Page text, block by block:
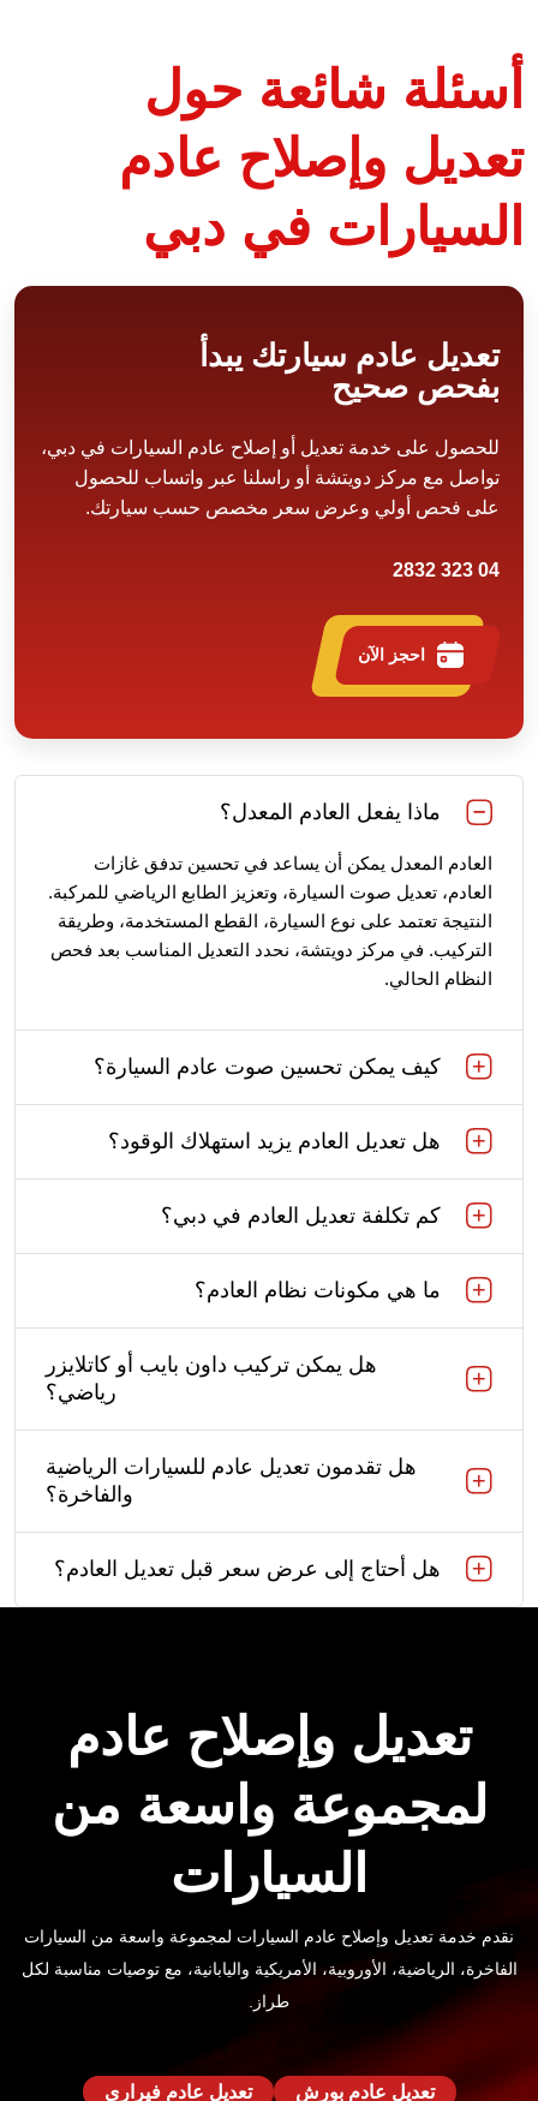
أسئلة شائعة حول
تعديل وإصلاح عادم
السيارات في دبي
ماذا يفعل العادم المعدل؟
العادم المعدل يمكن أن يساعد في تحسين تدفق غازات
العادم، تعديل صوت السيارة، وتعزيز الطابع الرياضي للمركبة.
النتيجة تعتمد على نوع السيارة، القطع المستخدمة، وطريقة
التركيب. في مركز دويتشة، نحدد التعديل المناسب بعد فحص
النظام الحالي.
كيف يمكن تحسين صوت عادم السيارة؟
هل تعديل العادم يزيد استهلاك الوقود؟
كم تكلفة تعديل العادم في دبي؟
ما هي مكونات نظام العادم؟
هل يمكن تركيب داون بايب أو كاتلايزر
رياضي؟
هل تقدمون تعديل عادم للسيارات الرياضية
والفاخرة؟
هل أحتاج إلى عرض سعر قبل تعديل العادم؟
تعديل عادم سيارتك يبدأ
بفحص صحيح
للحصول على خدمة تعديل أو إصلاح عادم السيارات في دبي،
تواصل مع مركز دويتشة أو راسلنا عبر واتساب للحصول
على فحص أولي وعرض سعر مخصص حسب سيارتك.
04 323 2832
احجز الآن
تعديل وإصلاح عادم
لمجموعة واسعة من
السيارات
نقدم خدمة تعديل وإصلاح عادم السيارات لمجموعة واسعة من السيارات
الفاخرة، الرياضية، الأوروبية، الأمريكية واليابانية، مع توصيات مناسبة لكل
طراز.
تعديل عادم بورش تعديل عادم فيراري